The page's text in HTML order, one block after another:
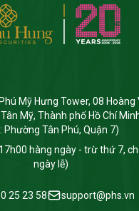
Mỹ Hưng Tower, 08 Hoàng
Mỹ, Thành phố Hồ Chí
Phường Tân Phú, Quận 7)
hàng ngày - trừ thứ 7,
ngày lễ)
25 23 58 support@phs.vn